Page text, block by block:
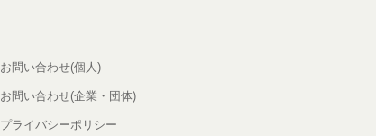
お問い合わせ(個人)
お問い合わせ(企業・団体)
プライバシーポリシー